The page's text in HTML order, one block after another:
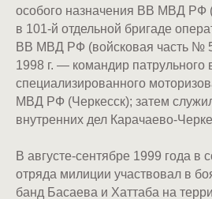
особого назначения ВВ МВД РФ
в 101-й отдельной бригаде
ВВ МВД РФ (войсковая часть №
1998 г. — командир патрульного
специализированного
МВД РФ (Черкесск); затем
внутренних дел Карачаево-
В августе-сентябре 1999 года в
отряда милиции участвовал в
банд Басаева и Хаттаба на